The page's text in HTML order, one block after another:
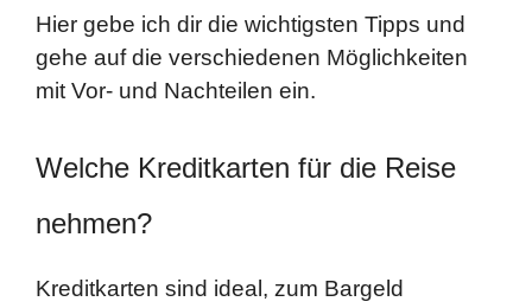
Hier gebe ich dir die wichtigsten Tipps und
gehe auf die verschiedenen Möglichkeiten
mit Vor- und Nachteilen ein.
Welche Kreditkarten für die Reise
nehmen?
Kreditkarten sind ideal, zum Bargeld